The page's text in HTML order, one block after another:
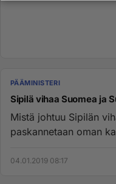
PÄÄMINISTERI
Sipilä vihaa Suomea ja
Mistä johtuu Sipilän
paskannetaan oman
04.01.2019 08:17